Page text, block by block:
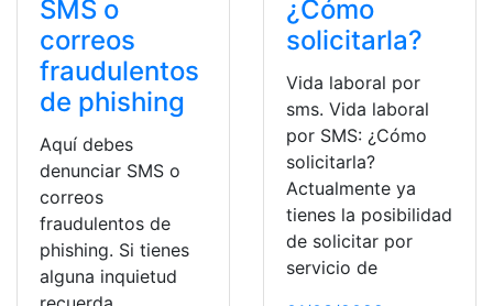
SMS o
correos
fraudulentos
de phishing
Aquí debes
denunciar SMS o
correos
fraudulentos de
phishing. Si tienes
alguna inquietud
¿Cómo
solicitarla?
Vida laboral por
sms. Vida laboral
por SMS: ¿Cómo
solicitarla?
Actualmente ya
tienes la posibilidad
de solicitar por
servicio de